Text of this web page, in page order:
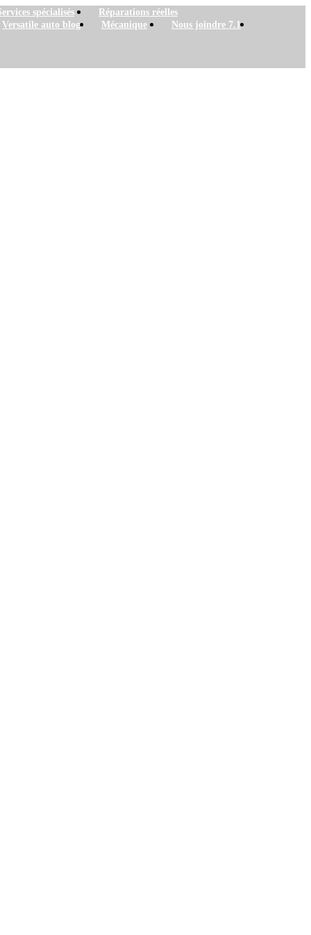
spécialisés
Réparations réelles
Versatile auto blog Mécanique Nous joindre 7.1